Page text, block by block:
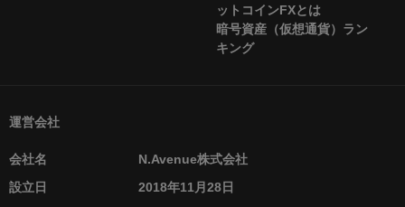
ットコインFXとは
暗号資産（仮想通貨）ラン
キング
運営会社
会社名
N.Avenue株式会社
設立日
2018年11月28日